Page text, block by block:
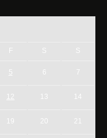
F S S
5 6 7
12 13 14
19 20 21